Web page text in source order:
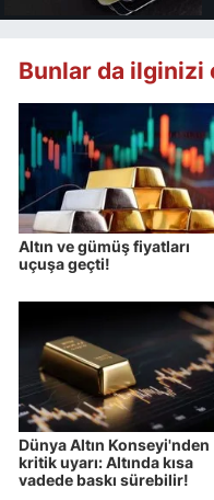
Bunlar da ilginizi
Altın ve gümüş fiyatları
uçuşa geçti!
Dünya Altın Konseyi'nden
kritik uyarı: Altında kısa
vadede baskı sürebilir!